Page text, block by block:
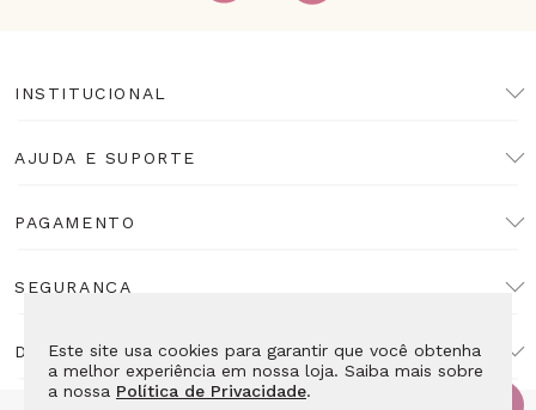
Este site usa cookies para garantir que você obtenha
a melhor experiência em nossa loja. Saiba mais sobre
a nossa Política de Privacidade.
INSTITUCIONAL
AJUDA E SUPORTE
PAGAMENTO
SEGURANÇA
DESENVOLVIMENTO